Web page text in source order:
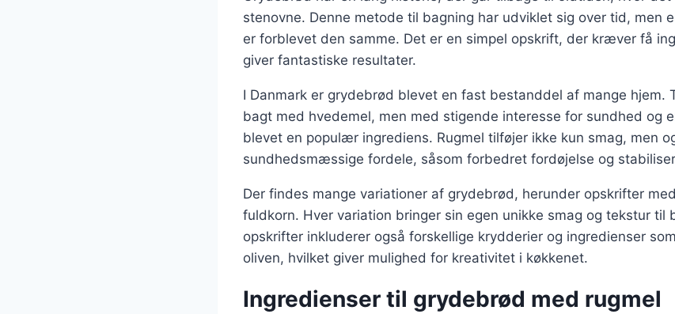
stenovne. Denne metode til bagning har udviklet sig over tid, men
er forblevet den samme. Det er en simpel opskrift, der kræver få
giver fantastiske resultater.
I Danmark er grydebrød blevet en fast bestanddel af mange hjem.
bagt med hvedemel, men med stigende interesse for sundhed og
blevet en populær ingrediens. Rugmel tilføjer ikke kun smag, men
sundhedsmæssige fordele, såsom forbedret fordøjelse og
Der findes mange variationer af grydebrød, herunder opskrifter
fuldkorn. Hver variation bringer sin egen unikke smag og tekstur til
opskrifter inkluderer også forskellige krydderier og ingredienser
oliven, hvilket giver mulighed for kreativitet i køkkenet.
Ingredienser til grydebrød med rugmel